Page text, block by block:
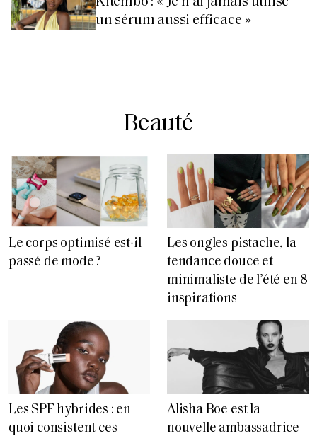
un sérum aussi efficace »
Beauté
Le corps optimisé est-il
passé de mode ?
Les ongles pistache, la
tendance douce et
minimaliste de l’été en 8
inspirations
Les SPF hybrides : en
quoi consistent ces
Alisha Boe est la
nouvelle ambassadrice